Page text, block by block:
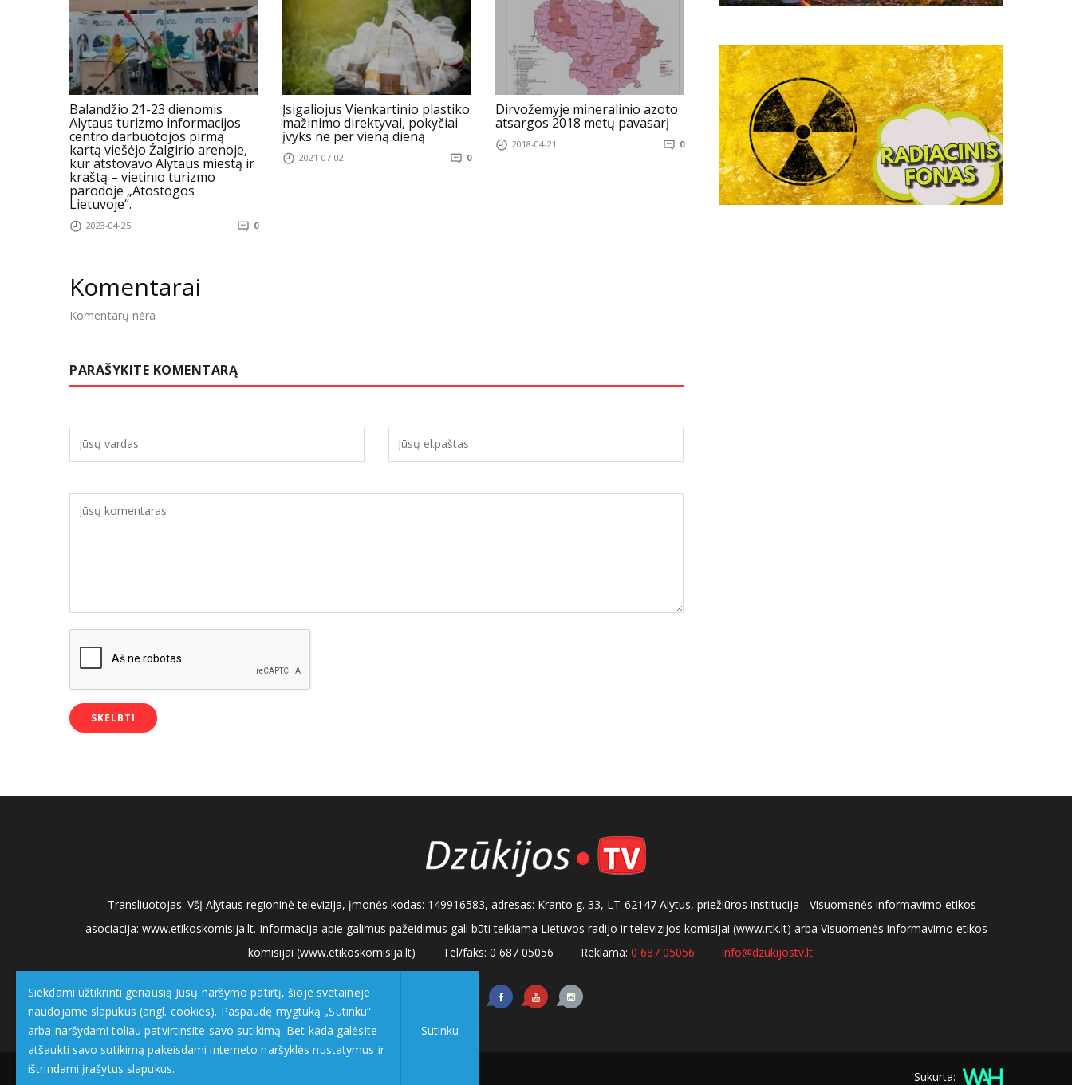
Balandžio 21-23 dienomis
Alytaus turizmo informacijos
centro darbuotojos pirmą
kartą viešėjo Žalgirio arenoje,
kur atstovavo Alytaus miestą ir
kraštą – vietinio turizmo
parodoje „Atostogos
Lietuvoje“.
2023-04-25 0
Įsigaliojus Vienkartinio plastiko
mažinimo direktyvai, pokyčiai
įvyks ne per vieną dieną
2021-07-02 0
Dirvožemyje mineralinio azoto
atsargos 2018 metų pavasarį
2018-04-21 0
Sukluskite: svarbiausi vasario
mėnesio darbai sodininkams ir
daržininkams
2020-02-16 0
Šiltos dienos jau čia pat:
retai girdimas pavasario
2018-03-05
Komentarai
Komentarų nėra
PARAŠYKITE KOMENTARĄ
Transliuotojas: VšĮ Alytaus regioninė televizija, įmonės kodas: 149916583, adresas: Kranto g. 33, LT-62147 Alytus, priežiūros institucija - Visuomenės informavimo etikos
asociacija: www.etikoskomisija.lt. Informacija apie galimus pažeidimus gali būti teikiama Lietuvos radijo ir televizijos komisijai (www.rtk.lt) arba Visuomenės informavimo etikos
komisijai (www.etikoskomisija.lt)
Tel/faks: 0 687 05056 Reklama: 0 687 05056 info@dzukijostv.lt
DzukijosTV.lt | © 2026 Visos teisės saugomos | Sukurta:
Siekdami užtikrinti geriausią Jūsų naršymo patirtį, šioje svetainėje
naudojame slapukus (angl. cookies). Paspaudę mygtuką „Sutinku“
arba naršydami toliau patvirtinsite savo sutikimą. Bet kada galėsite
atšaukti savo sutikimą pakeisdami interneto naršyklės nustatymus ir
ištrindami įrašytus slapukus.
Sutinku